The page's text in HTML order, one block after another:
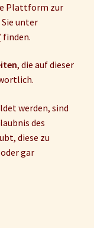
Plattform zur
unter
finden.
, die auf dieser
werden, sind
des
diese zu
gar